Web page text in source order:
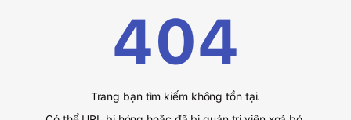
404
Trang bạn tìm kiếm không tồn tại.